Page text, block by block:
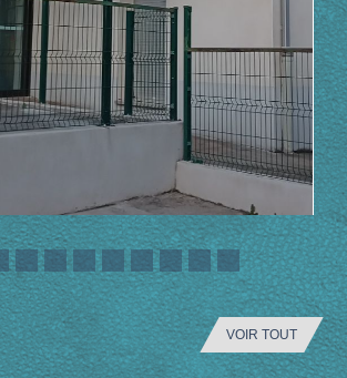
VOIR TOUT